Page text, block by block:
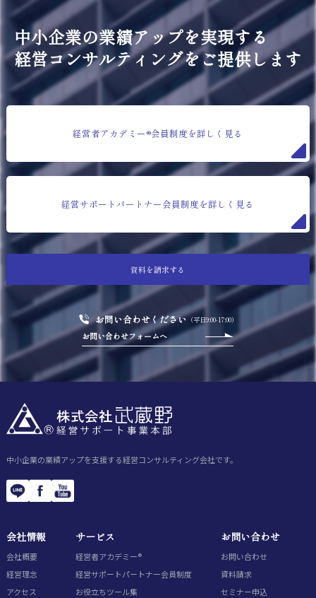
中小企業の業績アップを実現する
経営コンサルティングをご提供します
資料を請求する
お問い合わせください（平日9:00-17:00）
お問い合わせフォームへ
経営者アカデミー®会員制度を詳しく見る
経営サポートパートナー会員制度を詳しく見る
中小企業の業績アップを支援する経営コンサルティング会社です。
会社情報
会社概要
経営理念
アクセス
サービス
経営者アカデミー®
経営サポートパートナー会員制度
お役立ちツール集
お問い合わせ
お問い合わせ
資料請求
セミナー申込